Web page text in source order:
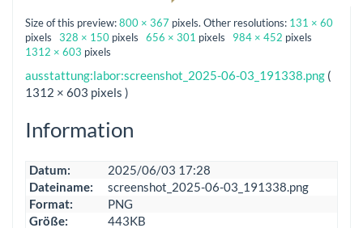
Size of this preview:800 × 367 pixels. Other resolutions: 131 × 60
pixels 328 × 150 pixels 656 × 301 pixels 984 × 452 pixels
1312 × 603 pixels
ausstattung:labor:screenshot_2025-06-03_191338.png (
1312 × 603 pixels )
Information
Datum:
2025/06/03 17:28
Dateiname:
screenshot_2025-06-03_191338.png
Format:
PNG
Größe:
443KB